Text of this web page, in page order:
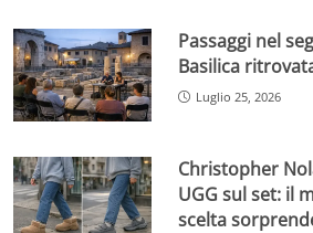
Passaggi nel
Basilica
Luglio 25, 2026
Christopher
UGG sul set: il
scelta